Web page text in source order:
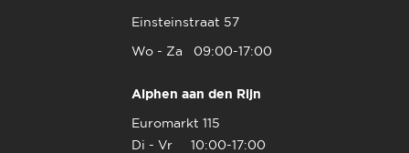
Einsteinstraat 57
Wo - Za 09:00-17:00
Alphen aan den Rijn
Euromarkt 115
Di - Vr 10:00-17:00